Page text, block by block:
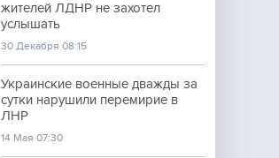
жителей ЛДНР не захотел
услышать
30 Декабря 08:15
Украинские военные дважды за
сутки нарушили перемирие в
ЛНР
14 Мая 07:30